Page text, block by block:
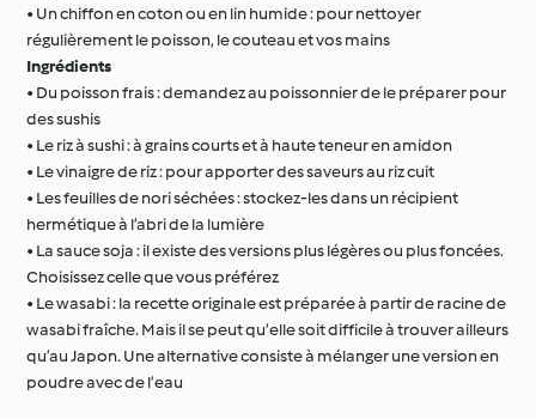
• Un chiffon en coton ou en lin humide : pour nettoyer
régulièrement le poisson, le couteau et vos mains
Ingrédients
• Du poisson frais : demandez au poissonnier de le préparer pour
des sushis
• Le riz à sushi : à grains courts et à haute teneur en amidon
• Le vinaigre de riz : pour apporter des saveurs au riz cuit
• Les feuilles de nori séchées : stockez-les dans un récipient
hermétique à l’abri de la lumière
• La sauce soja : il existe des versions plus légères ou plus foncées.
Choisissez celle que vous préférez
• Le wasabi : la recette originale est préparée à partir de racine de
wasabi fraîche. Mais il se peut qu’elle soit difficile à trouver ailleurs
qu’au Japon. Une alternative consiste à mélanger une version en
poudre avec de l’eau